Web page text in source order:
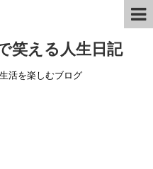
笑える人生日記
活を楽しむブログ